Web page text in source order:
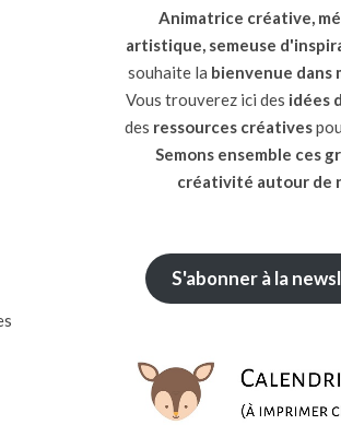
Animatrice créative,
artistique, semeuse
souhaite la bienvenue dans
Vous trouverez ici des idées
des ressources créatives
Semons ensemble ces
créativité autour de
S'abonner à la